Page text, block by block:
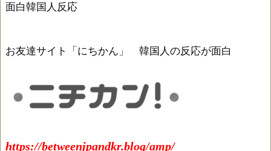
面白韓国人反応
お友達サイト「にちかん」 韓国人の反応が面白
https://betweenjpandkr.blog/amp/